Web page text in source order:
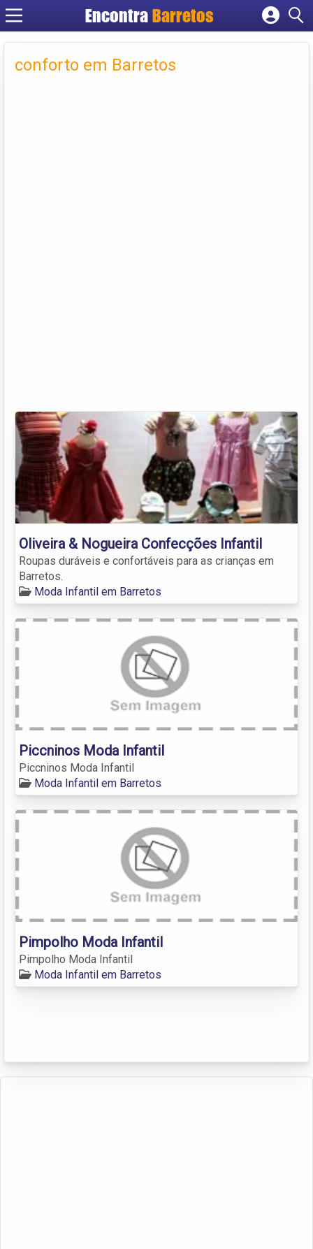
Encontra Barretos
Cadastrar empresa
Criar conta
conforto em Barretos
Oliveira & Nogueira Confecções Infantil
Roupas duráveis e confortáveis para as crianças em
Barretos.
Moda Infantil em Barretos
Piccninos Moda Infantil
Piccninos Moda Infantil
Moda Infantil em Barretos
Pimpolho Moda Infantil
Pimpolho Moda Infantil
Moda Infantil em Barretos